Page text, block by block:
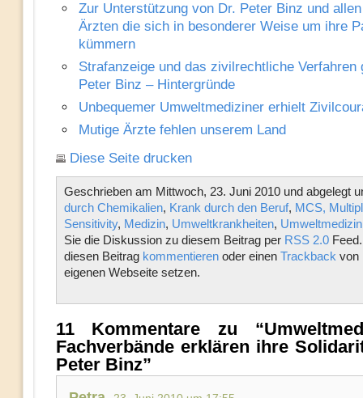
Zur Unterstützung von Dr. Peter Binz und
Ärzten die sich in besonderer Weise um ihre
kümmern
Strafanzeige und das zivilrechtliche Verfahren
Peter Binz – Hintergründe
Unbequemer Umweltmediziner erhielt
Mutige Ärzte fehlen unserem Land
Diese Seite drucken
Geschrieben am Mittwoch, 23. Juni 2010 und abgelegt
durch Chemikalien, Krank durch den Beruf, MCS,
Sensitivity, Medizin, Umweltkrankheiten, Umweltmedizin
Sie die Diskussion zu diesem Beitrag per RSS 2.0Feed.
diesen Beitrag kommentierenoder einen Trackback von
eigenen Webseite setzen.
11 Kommentare zu
Fachverbände erklären ihre
Peter Binz”